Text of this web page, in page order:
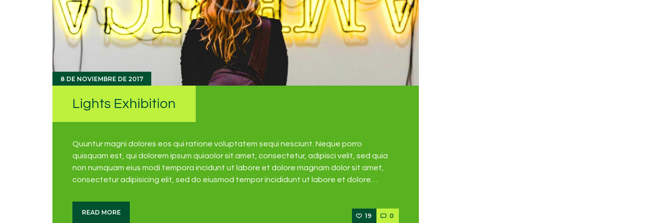
8 DE NOVIEMBRE DE 2017
Lights Exhibition
Quuntur magni dolores eos qui ratione voluptatem sequi nesciunt. Neque porro
quisquam est, qui dolorem ipsum quiaolor sit amet, consectetur, adipisci velit, sed quia
non numquam eius modi tempora incidunt ut labore et dolore magnam dolor sit amet,
consectetur adipisicing elit, sed do eiusmod tempor incididunt ut labore et dolore…
READ MORE 19 0